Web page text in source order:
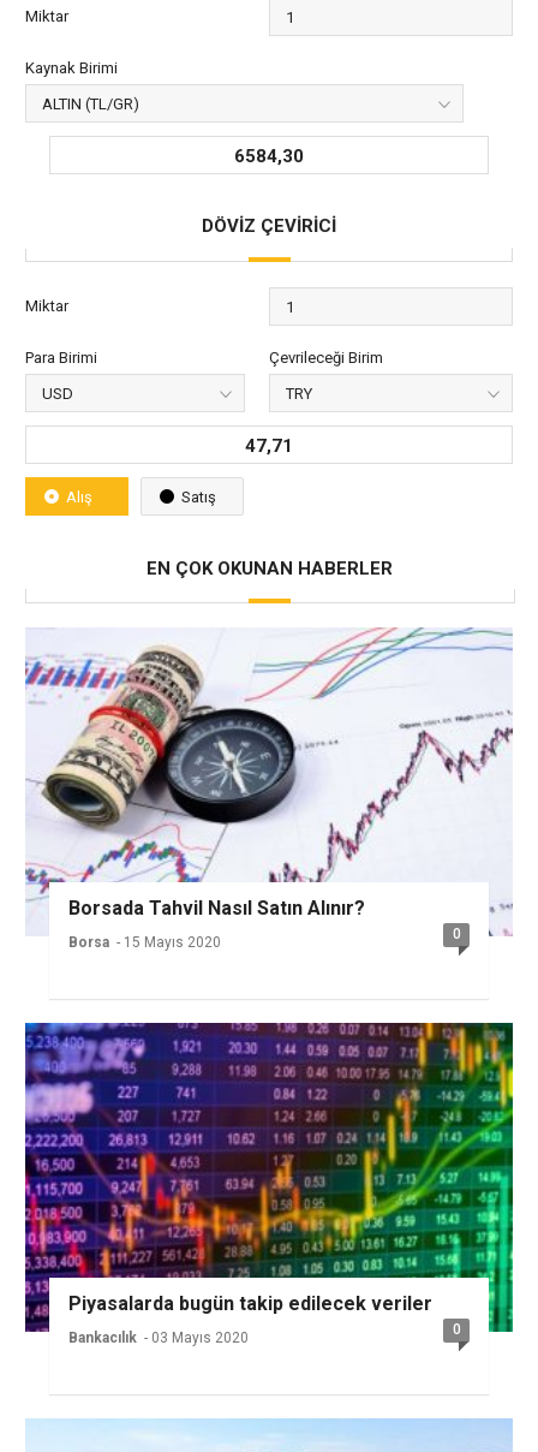
Miktar
Kaynak Birimi
6584,30
DÖVİZ ÇEVİRİCİ
Miktar
Para Birimi Çevrileceği Birim
47,71
Alış Satış
EN ÇOK OKUNAN HABERLER
Borsada Tahvil Nasıl Satın Alınır?
Borsa - 15 Mayıs 2020 0
Piyasalarda bugün takip edilecek veriler
Bankacılık - 03 Mayıs 2020 0